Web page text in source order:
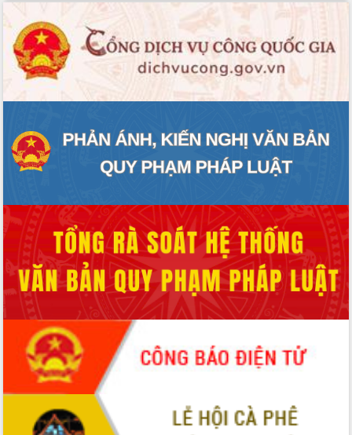
tay làm sạch môi trường
Xã Ea Kar bước chuyển mình trong
công tác cải cách hành chính mô hình
mới
UBND tỉnh họp báo định kỳ tháng 4
Hội thảo khoa học “Giải pháp thúc đẩy
phát triển nền kinh tế xanh tại tỉnh
Đắk Lắk”
hàng tuần
Tháo gỡ những vướng mắc, đẩy mạnh
công tác cải cách thủ tục hành chính
tại Trung tâm Phục vụ hành chính
công tỉnh
Đắk Lắk: Tôn vinh 46 giải pháp tại Hội
thi Sáng tạo Kỹ thuật 2024 - 2025
Đắk Lắk rà soát, điều chỉnh Đề án 190
về phát triển nuôi trồng thủy sản
Phó Chủ tịch UBND tỉnh Đắk Lắk
Trương Công Thái kiểm tra thực địa
Dự án cao tốc Khánh Hòa - Buôn Ma
Thuột